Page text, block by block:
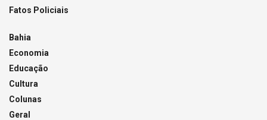
Fatos Policiais
Bahia
Economia
Educação
Cultura
Colunas
Geral